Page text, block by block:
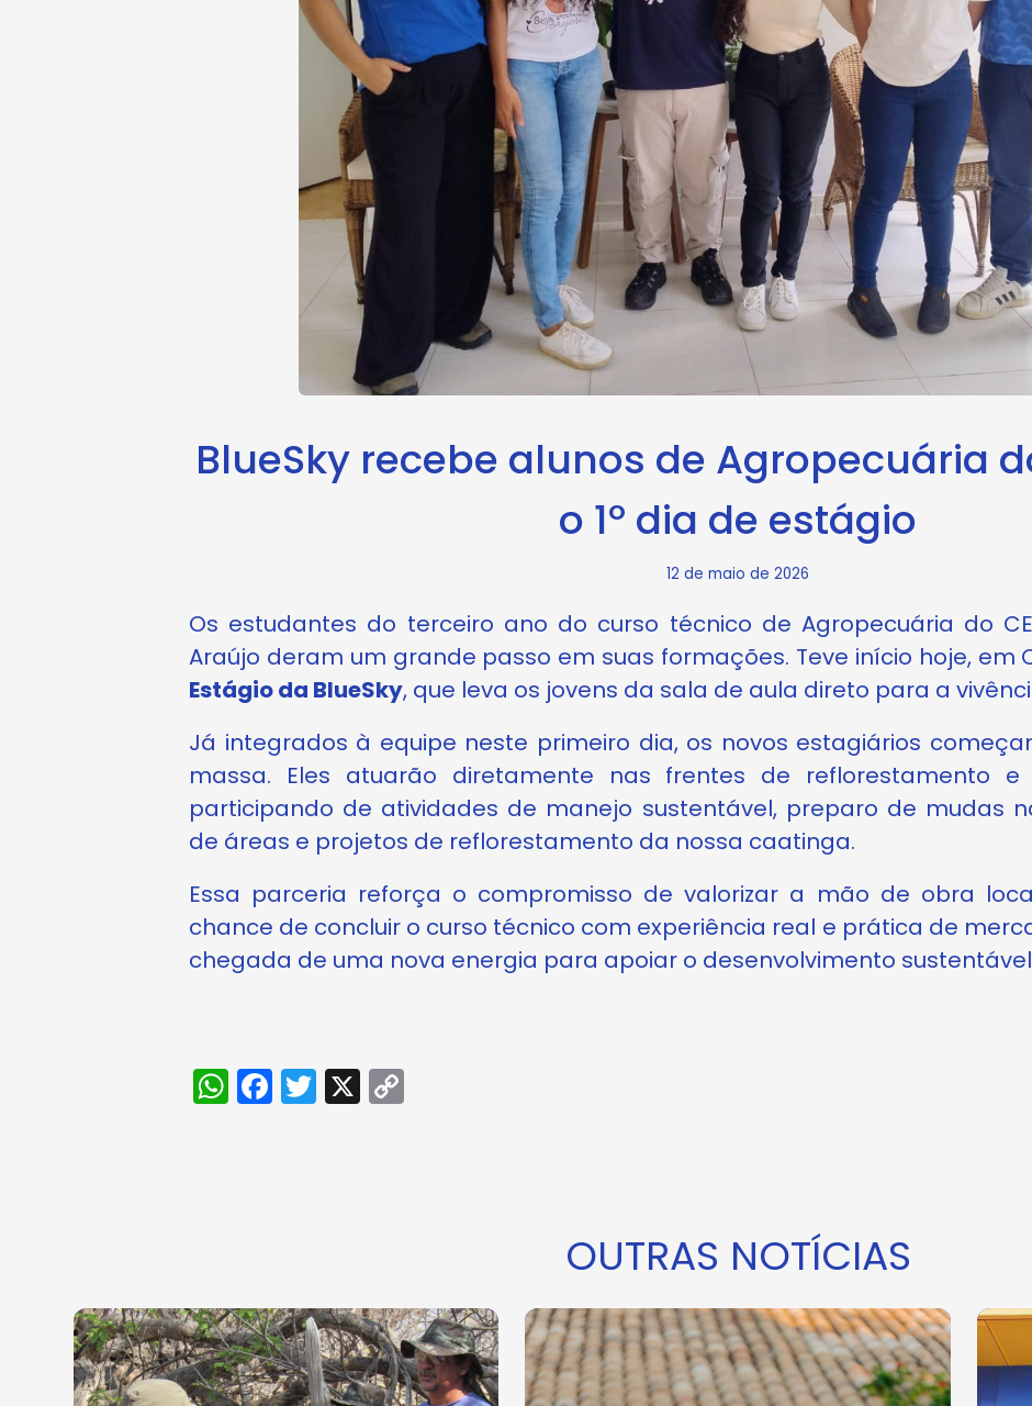
BlueSky recebe alunos de Agropecuária
o 1º dia de estágio
12 de maio de 2026
Os estudantes do terceiro ano do curso técnico de Agropecuária do
Araújo deram um grande passo em suas formações. Teve início hoje, em
Estágio da BlueSky, que leva os jovens da sala de aula direto para a
Já integrados à equipe neste primeiro dia, os novos estagiários
massa. Eles atuarão diretamente nas frentes de reflorestamento e
participando de atividades de manejo sustentável, preparo de mudas
de áreas e projetos de reflorestamento da nossa caatinga.
Essa parceria reforça o compromisso de valorizar a mão de obra
chance de concluir o curso técnico com experiência real e prática de
chegada de uma nova energia para apoiar o desenvolvimento
WhatsApp
Facebook
Twitter
X
OUTRAS NOTÍCIAS